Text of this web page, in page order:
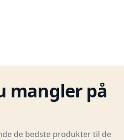
mangler på
de bedste produkter til de